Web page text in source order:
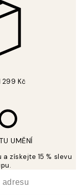
299 Kč
UMĚNÍ
získejte 15 % slevu